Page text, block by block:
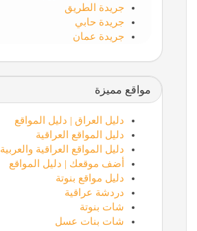
جريدة الطريق
جريدة حابي
جريدة عمان
مواقع مميزة
دليل العراق | دليل المواقع
دليل المواقع العراقية
دليل المواقع العراقية والعربية
أضف موقعك | دليل المواقع
دليل مواقع بنوتة
دردشة عراقية
شات بنوتة
شات بنات عسل